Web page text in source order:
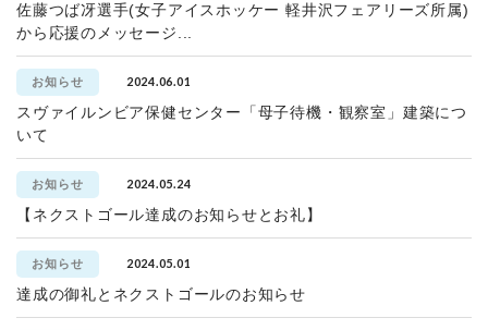
佐藤つば冴選手(女子アイスホッケー 軽井沢フェアリーズ所属)
から応援のメッセージ...
お知らせ 2024.06.01
スヴァイルンビア保健センター「母子待機・観察室」建築につ
いて
お知らせ 2024.05.24
【ネクストゴール達成のお知らせとお礼】
お知らせ 2024.05.01
達成の御礼とネクストゴールのお知らせ